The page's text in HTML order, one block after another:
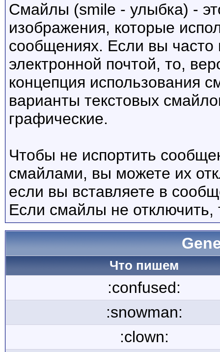
Смайлы (smile - улыбка) -
изображения, которые
сообщениях. Если вы часто
электронной почтой, то,
концепция использования
варианты текстовых
графические.
Чтобы не испортить
смайлами, вы можете их
если вы вставляете в
Если смайлы не отключить,
Что пишем
:confused:
:snowman:
:clown: